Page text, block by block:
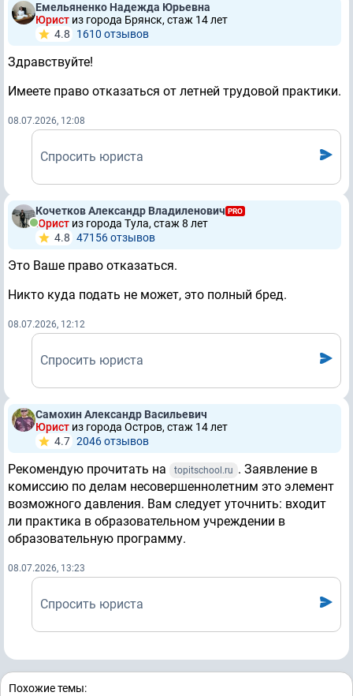
Емельяненко Надежда Юрьевна
Юрист из города Брянск, стаж 14 лет
4.8
1610 отзывов
Здравствуйте!
Имеете право отказаться от летней трудовой практики.
08.07.2026, 12:08
Спросить юриста
Кочетков Александр Владиленович PRO
Юрист из города Тула, стаж 8 лет
4.8 47156 отзывов
Это Ваше право отказаться.
Никто куда подать не может, это полный бред.
08.07.2026, 12:12
Спросить юриста
Самохин Александр Васильевич
Юрист из города Остров, стаж 14 лет
4.7 2046 отзывов
Рекомендую прочитать на topitschool.ru . Заявление в
комиссию по делам несовершеннолетним это элемент
возможного давления. Вам следует уточнить: входит
ли практика в образовательном учреждении в
образовательную программу.
08.07.2026, 13:23
Спросить юриста
Похожие темы: